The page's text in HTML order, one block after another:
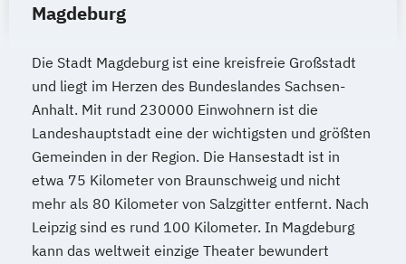
Magdeburg
Die Stadt Magdeburg ist eine kreisfreie Großstadt
und liegt im Herzen des Bundeslandes Sachsen-
Anhalt. Mit rund 230000 Einwohnern ist die
Landeshauptstadt eine der wichtigsten und größten
Gemeinden in der Region. Die Hansestadt ist in
etwa 75 Kilometer von Braunschweig und nicht
mehr als 80 Kilometer von Salzgitter entfernt. Nach
Leipzig sind es rund 100 Kilometer. In Magdeburg
kann das weltweit einzige Theater bewundert